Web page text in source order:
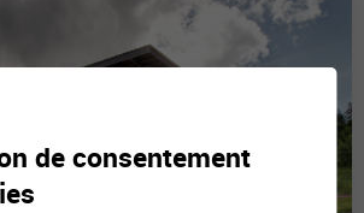
de consentement